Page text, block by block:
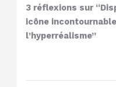
3 réflexions sur
icône
l’hyperréalisme”